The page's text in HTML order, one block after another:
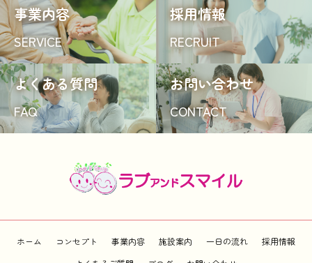
事業内容
SERVICE
採用情報
RECRUIT
よくある質問
FAQ
お問い合わせ
CONTACT
ホーム コンセプト 事業内容 施設案内 一日の流れ
採用情報